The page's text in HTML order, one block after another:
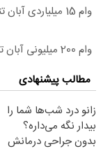
وام 15 میلیاردی آبان تتر | فوری، فقط با احراز هویت
وام 200 میلیونی آبان تتر. همین الان احراز هویت کن!
مطالب پیشنهادی
زانو درد شب‌ها شما را
بیدار نگه می‌داره؟
بدون جراحی درمانش